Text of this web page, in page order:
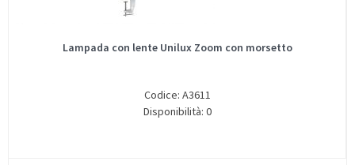
Lampada con lente Unilux Zoom con morsetto
Codice: A3611
Disponibilità: 0